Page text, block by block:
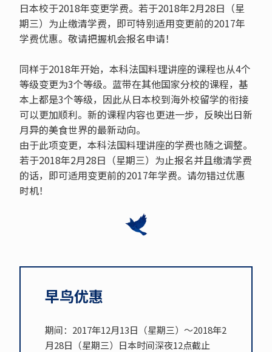
日本校于2018年变更学费。若于2018年2月28日（星
期三）为止缴清学费，即可特别适用变更前的2017年
学费优惠。敬请把握机会报名申请！
同样于2018年开始，本科法国料理讲座的课程也从4个
等级变更为3个等级。蓝带在其他国家分校的课程，基
本上都是3个等级，因此从日本校到海外校留学的衔接
可以更加顺利。新的课程内容也更进一步，反映出日新
月异的美食世界的最新动向。
由于此项变更，本科法国料理讲座的学费也随之调整。
若于2018年2月28日（星期三）为止报名并且缴清学费
的话，即可适用变更前的2017年学费。请勿错过优惠
时机！
早鸟优惠
期间：2017年12月13日（星期三）～2018年2
月28日（星期三）日本时间深夜12点截止